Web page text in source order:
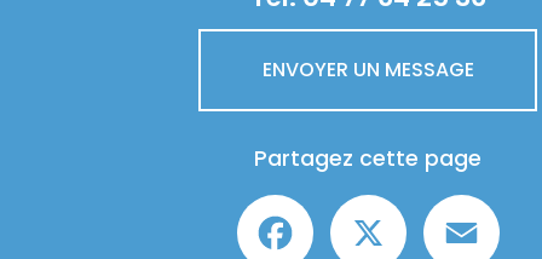
ENVOYER UN MESSAGE
Partagez cette page
Facebook